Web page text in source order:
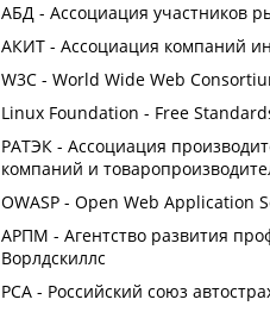
АБД - Ассоциация участников
АКИТ - Ассоциация компаний
W3C - World Wide Web
Linux Foundation - Free
РАТЭК - Ассоциация
компаний и
OWASP - Open Web Application
АРПМ - Агентство развития
Ворлдскиллс
РСА - Российский союз